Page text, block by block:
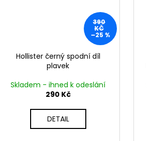
390
KČ
–25 %
Hollister černý spodní díl
plavek
Skladem - ihned k odeslání
290 Kč
DETAIL